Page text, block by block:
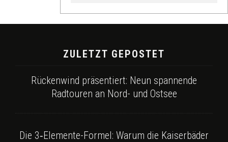
ZULETZT GEPOSTET
Rückenwind präsentiert: Neun spannende
Radtouren an Nord- und Ostsee
Die 3‑Elemente-Formel: Warum die Kaiserbäder